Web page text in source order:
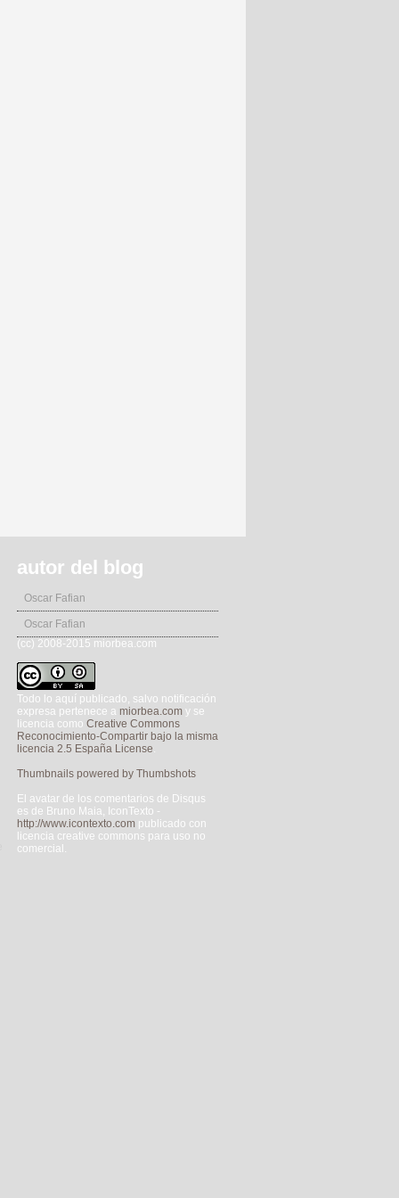
autor del blog
Oscar Fafian
Oscar Fafian
(cc) 2008-2015 miorbea.com
Todo lo aquí publicado, salvo notificación
expresa pertenece a miorbea.com y se
licencia como Creative Commons
Reconocimiento-Compartir bajo la misma
licencia 2.5 España License.
Thumbnails powered by Thumbshots
El avatar de los comentarios de Disqus
es de Bruno Maia, IconTexto -
http://www.icontexto.com publicado con
licencia creative commons para uso no
comercial.